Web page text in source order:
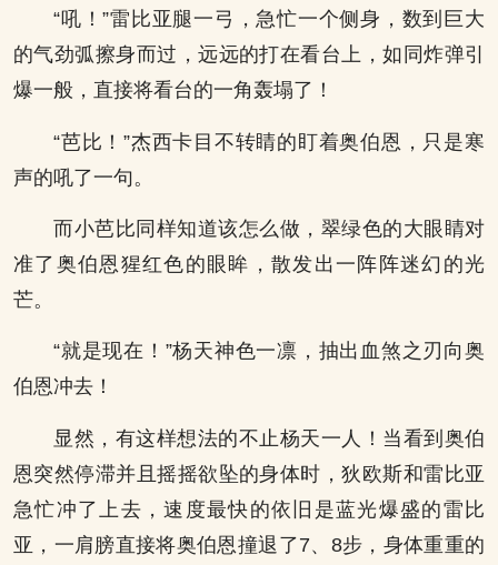
“吼！”雷比亚腿一弓，急忙一个侧身，数到巨大
的气劲弧擦身而过，远远的打在看台上，如同炸弹引
爆一般，直接将看台的一角轰塌了！
“芭比！”杰西卡目不转睛的盯着奥伯恩，只是寒
声的吼了一句。
而小芭比同样知道该怎么做，翠绿色的大眼睛对
准了奥伯恩猩红色的眼眸，散发出一阵阵迷幻的光
芒。
“就是现在！”杨天神色一凛，抽出血煞之刃向奥
伯恩冲去！
显然，有这样想法的不止杨天一人！当看到奥伯
恩突然停滞并且摇摇欲坠的身体时，狄欧斯和雷比亚
急忙冲了上去，速度最快的依旧是蓝光爆盛的雷比
亚，一肩膀直接将奥伯恩撞退了7、8步，身体重重的